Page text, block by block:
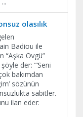
olasılık
Badiou ile
“Aşka Övgü”
der: “‘Seni
bakımdan
sözünün
sabitler.
ilan eder: